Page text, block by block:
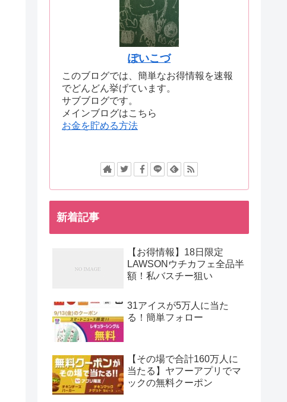
ぽいこづ
このブログでは、簡単なお得情報を速報
でどんどん挙げています。
サブブログです。
メインブログはこちら
お金を貯める方法
新着記事
【お得情報】18日限定
LAWSONウチカフェ全品半
額！私バスチー狙い
31アイスが5万人に当た
る！簡単フォロー
【その場で合計160万人に
当たる】ヤフーアプリでマ
ックの無料クーポン